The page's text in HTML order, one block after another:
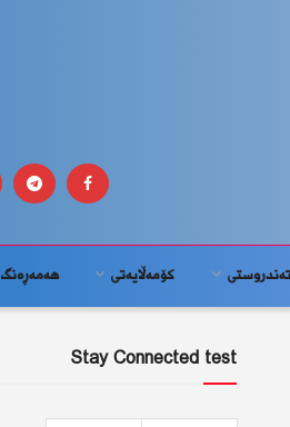
تەندروستى كۆمه‌ڵايه‌تى هەمەڕەنگ
Stay Connected test